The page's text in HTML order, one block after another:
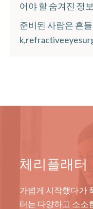
어야 할 숨겨진 정보
준비된 사람은 흔
체리플래터
가볍게 시작했다가
터는 다양하고 소소